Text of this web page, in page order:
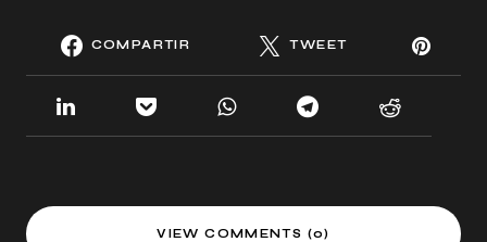
COMPARTIR TWEET
VIEW COMMENTS (0)